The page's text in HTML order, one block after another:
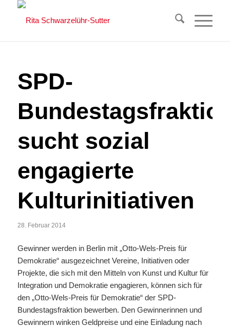
SPD-
sucht sozial
engagierte
Kulturinitiativen
28. Februar 2014
Gewinner werden in Berlin mit „Otto-Wels-Preis für
Demokratie“ ausgezeichnet Vereine, Initiativen oder
Projekte, die sich mit den Mitteln von Kunst und Kultur für
Integration und Demokratie engagieren, können sich für
den „Otto-Wels-Preis für Demokratie“ der SPD-
Bundestagsfraktion bewerben. Den Gewinnerinnen und
Gewinnern winken Geldpreise und eine Einladung nach